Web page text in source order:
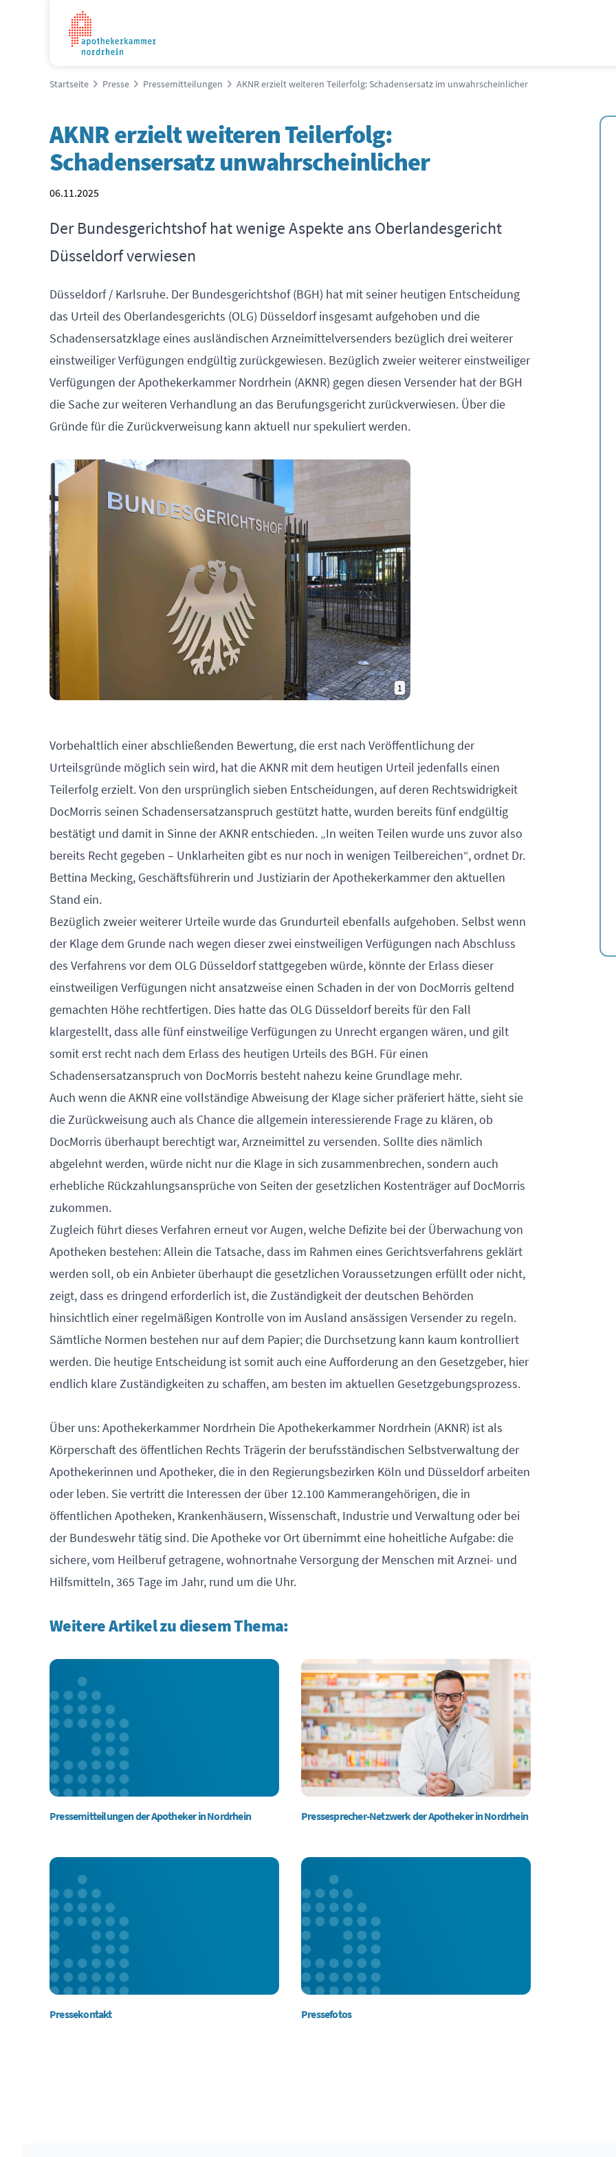
Startseite Presse Pressemitteilungen AKNR erzielt weiteren Teilerfolg: Schadensersatz im unwahrscheinlicher
AKNR erzielt weiteren Teilerfolg:
Schadensersatz unwahrscheinlicher
06.11.2025
Der Bundesgerichtshof hat wenige Aspekte ans Oberlandesgericht
Düsseldorf verwiesen
Düsseldorf / Karlsruhe. Der Bundesgerichtshof (BGH) hat mit seiner heutigen Entscheidung
das Urteil des Oberlandesgerichts (OLG) Düsseldorf insgesamt aufgehoben und die
Schadensersatzklage eines ausländischen Arzneimittelversenders bezüglich drei weiterer
einstweiliger Verfügungen endgültig zurückgewiesen. Bezüglich zweier weiterer einstweiliger
Verfügungen der Apothekerkammer Nordrhein (AKNR) gegen diesen Versender hat der BGH
die Sache zur weiteren Verhandlung an das Berufungsgericht zurückverwiesen. Über die
Gründe für die Zurückverweisung kann aktuell nur spekuliert werden.
1
Vorbehaltlich einer abschließenden Bewertung, die erst nach Veröffentlichung der
Urteilsgründe möglich sein wird, hat die AKNR mit dem heutigen Urteil jedenfalls einen
Teilerfolg erzielt. Von den ursprünglich sieben Entscheidungen, auf deren Rechtswidrigkeit
DocMorris seinen Schadensersatzanspruch gestützt hatte, wurden bereits fünf endgültig
bestätigt und damit in Sinne der AKNR entschieden. „In weiten Teilen wurde uns zuvor also
bereits Recht gegeben – Unklarheiten gibt es nur noch in wenigen Teilbereichen“, ordnet Dr.
Bettina Mecking, Geschäftsführerin und Justiziarin der Apothekerkammer den aktuellen
Stand ein.
Bezüglich zweier weiterer Urteile wurde das Grundurteil ebenfalls aufgehoben. Selbst wenn
der Klage dem Grunde nach wegen dieser zwei einstweiligen Verfügungen nach Abschluss
des Verfahrens vor dem OLG Düsseldorf stattgegeben würde, könnte der Erlass dieser
einstweiligen Verfügungen nicht ansatzweise einen Schaden in der von DocMorris geltend
gemachten Höhe rechtfertigen. Dies hatte das OLG Düsseldorf bereits für den Fall
klargestellt, dass alle fünf einstweilige Verfügungen zu Unrecht ergangen wären, und gilt
somit erst recht nach dem Erlass des heutigen Urteils des BGH. Für einen
Schadensersatzanspruch von DocMorris besteht nahezu keine Grundlage mehr.
Auch wenn die AKNR eine vollständige Abweisung der Klage sicher präferiert hätte, sieht sie
die Zurückweisung auch als Chance die allgemein interessierende Frage zu klären, ob
DocMorris überhaupt berechtigt war, Arzneimittel zu versenden. Sollte dies nämlich
abgelehnt werden, würde nicht nur die Klage in sich zusammenbrechen, sondern auch
erhebliche Rückzahlungsansprüche von Seiten der gesetzlichen Kostenträger auf DocMorris
zukommen.
Zugleich führt dieses Verfahren erneut vor Augen, welche Defizite bei der Überwachung von
Apotheken bestehen: Allein die Tatsache, dass im Rahmen eines Gerichtsverfahrens geklärt
werden soll, ob ein Anbieter überhaupt die gesetzlichen Voraussetzungen erfüllt oder nicht,
zeigt, dass es dringend erforderlich ist, die Zuständigkeit der deutschen Behörden
hinsichtlich einer regelmäßigen Kontrolle von im Ausland ansässigen Versender zu regeln.
Sämtliche Normen bestehen nur auf dem Papier; die Durchsetzung kann kaum kontrolliert
werden. Die heutige Entscheidung ist somit auch eine Aufforderung an den Gesetzgeber, hier
endlich klare Zuständigkeiten zu schaffen, am besten im aktuellen Gesetzgebungsprozess.
Über uns: Apothekerkammer Nordrhein Die Apothekerkammer Nordrhein (AKNR) ist als
Körperschaft des öffentlichen Rechts Trägerin der berufsständischen Selbstverwaltung der
Apothekerinnen und Apotheker, die in den Regierungsbezirken Köln und Düsseldorf arbeiten
oder leben. Sie vertritt die Interessen der über 12.100 Kammerangehörigen, die in
öffentlichen Apotheken, Krankenhäusern, Wissenschaft, Industrie und Verwaltung oder bei
der Bundeswehr tätig sind. Die Apotheke vor Ort übernimmt eine hoheitliche Aufgabe: die
sichere, vom Heilberuf getragene, wohnortnahe Versorgung der Menschen mit Arznei- und
Hilfsmitteln, 365 Tage im Jahr, rund um die Uhr.
Weitere Artikel zu diesem Thema:
Pressemitteilungen der Apotheker in Nordrhein Pressesprecher-Netzwerk der Apotheker in Nordrhein
Pressekontakt Pressefotos